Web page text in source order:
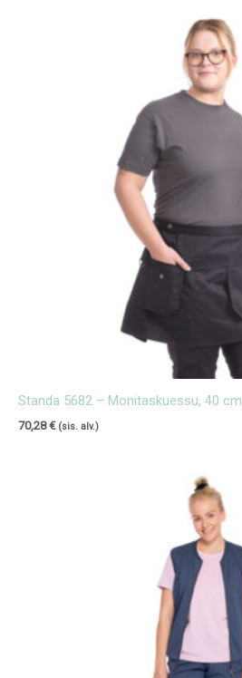
Standa 5682 – Monitaskuessu, 40 cm
70,28€ (sis. alv.)